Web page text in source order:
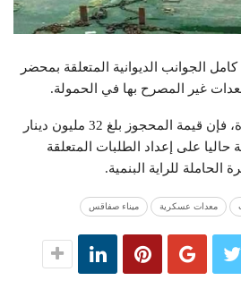
كامل الجوانب الديوانية المتعلقة بمحضر
غير المصرح بها في الحمولة.
وحسب المعلومات المتوفرة، فإن قيمة المحجوز بلغ 32 مليون دينار
حاليا على إعداد الطلبات المتعلقة
الحاملة للراية البنمية.
معدات عسكرية ميناء صفاقس